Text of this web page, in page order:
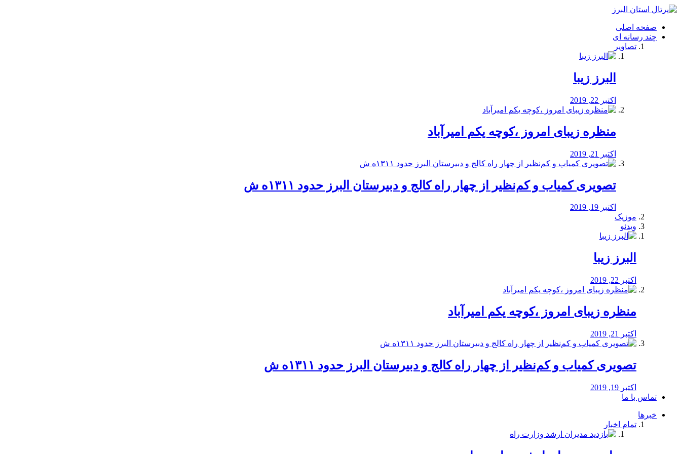
فصد
شرق
تهران
خشکشویی
صفحه اصلی
چند رسانه ای
تصاویر
البرز زیبا
اکتبر 22, 2019
منظره‌‌ زیبای امروز ،کوچه یکم امیرآباد
اکتبر 21, 2019
️تصویری کمیاب و کم‌نظیر از چهار راه كالج و دبيرستان البرز حدود ۱۳۱۱ه ش
اکتبر 19, 2019
موزیک
ویدئو
البرز زیبا
اکتبر 22, 2019
منظره‌‌ زیبای امروز ،کوچه یکم امیرآباد
اکتبر 21, 2019
️تصویری کمیاب و کم‌نظیر از چهار راه كالج و دبيرستان البرز حدود ۱۳۱۱ه ش
اکتبر 19, 2019
تماس با ما
خبرها
تمام اخبار